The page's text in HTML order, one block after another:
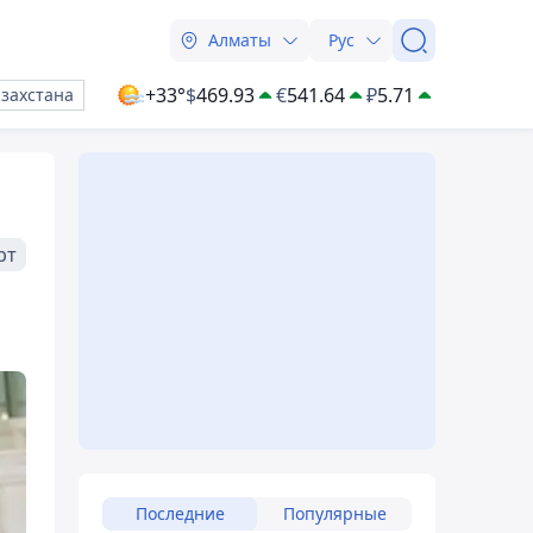
Алматы Рус
+33°$469.93 €541.64 ₽5.71
Последние Популярные